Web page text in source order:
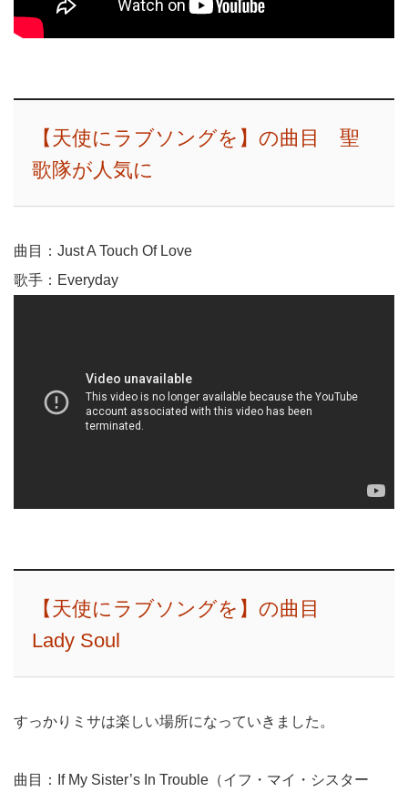
【天使にラブソングを】の曲目 聖
歌隊が人気に
曲目：Just A Touch Of Love
歌手：Everyday
【天使にラブソングを】の曲目
Lady Soul
すっかりミサは楽しい場所になっていきました。
曲目：If My Sister’s In Trouble（イフ・マイ・シスター